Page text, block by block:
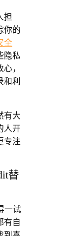
担
你的
全
隐私
，
利
有大
人开
专注
替
一试
有自